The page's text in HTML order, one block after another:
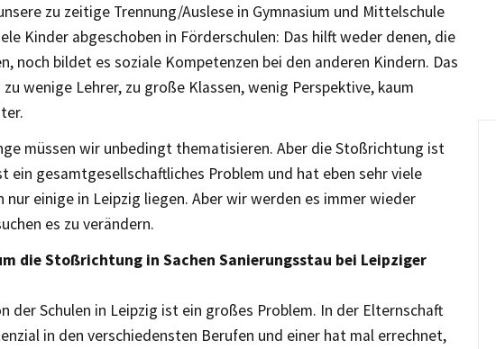
zu zeitige Trennung/Auslese in Gymnasium und Mittelschule
Kinder abgeschoben in Förderschulen: Das hilft weder denen, die
noch bildet es soziale Kompetenzen bei den anderen Kindern. Das
wenige Lehrer, zu große Klassen, wenig Perspektive, kaum
müssen wir unbedingt thematisieren. Aber die Stoßrichtung ist
ein gesamtgesellschaftliches Problem und hat eben sehr viele
nur einige in Leipzig liegen. Aber wir werden es immer wieder
es zu verändern.
die Stoßrichtung in Sachen Sanierungsstau bei Leipziger
der Schulen in Leipzig ist ein großes Problem. In der Elternschaft
in den verschiedensten Berufen und einer hat mal errechnet,